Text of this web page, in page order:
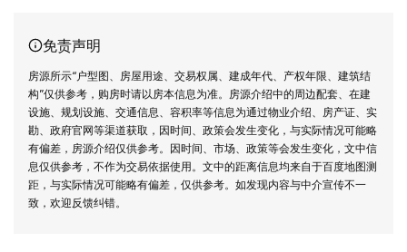
免责声明
房源所示“户型图、房屋用途、交易权属、建成年代、产权年限、建筑结
构”仅供参考，购房时请以房本信息为准。房源介绍中的周边配套、在建
设施、规划设施、交通信息、容积率等信息为通过物业介绍、房产证、实
勘、政府官网等渠道获取，因时间、政策会发生变化，与实际情况可能略
有偏差，房源介绍仅供参考。因时间、市场、政策等会发生变化，文中信
息仅供参考，不作为交易依据使用。文中的距离信息均来自于百度地图测
距，与实际情况可能略有偏差，仅供参考。如发现内容与中介宣传不一
致，欢迎反馈纠错。